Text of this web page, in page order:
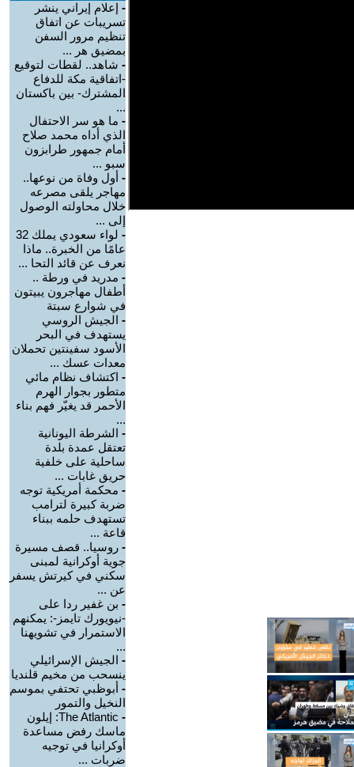
- إعلام إيراني ينشر
تسريبات عن اتفاق
تنظيم مرور السفن
بمضيق هر ...
- شاهد.. لقطات لتوقيع
-اتفاقية مكة للدفاع
المشترك- بين باكستان
...
- ما هو سر الاحتفال
الذي أداه محمد صلاح
أمام جمهور طرابزون
سبو ...
- أول وفاة من نوعها..
مهاجر يلقى مصرعه
خلال محاولته الوصول
إلى ...
-
لواء سعودي يملك 32
عامًا من الخبرة.. ماذا
نعرف عن قائد التحا ...
- مدريد في ورطة ..
أطفال مهاجرون يبيتون
في شوارع سبتة
- الجيش الروسي
يستهدف في البحر
الأسود سفينتين تحملان
معدات عسك ...
- اكتشاف نظام مائي
متطور بجوار الهرم
الأحمر قد يغيّر فهم بناء
...
- الشرطة اليونانية
تعتقل عمدة بلدة
ساحلية على خلفية
حريق غابات ...
- محكمة أمريكية توجه
ضربة كبيرة لترامب
تستهدف حلمه ببناء
قاعة ...
- روسيا.. قصف مسيرة
جوية أوكرانية لمبنى
سكني في كيرتش يسفر
عن ...
- بن غفير ردا على
-نيويورك تايمز-: يمكنهم
الاستمرار في تشويهنا
...
- الجيش الإسرائيلي
ينسحب من مخيم قلنديا
- أبوظبي تحتفي بموسم
النخيل والتمور
-
The Atlantic: إيلون
ماسك رفض مساعدة
أوكرانيا في توجيه
ضربات ...